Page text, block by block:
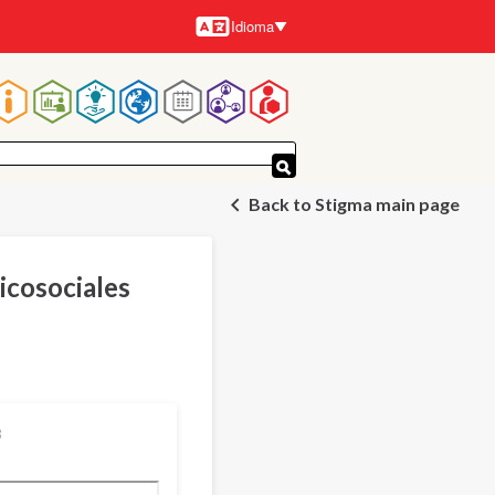
Idiomas
Idioma
Back to Stigma main page